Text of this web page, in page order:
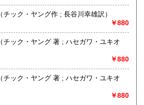
ブロンデイ 第6集 （チック・ヤング作 ; 長谷川幸雄訳）
￥880
￥880
￥880